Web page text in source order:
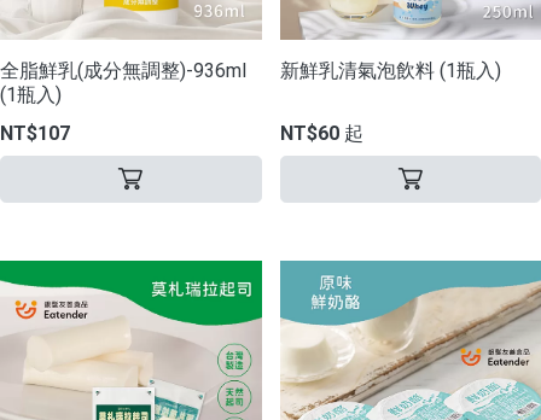
全脂鮮乳(成分無調整)-936ml
(1瓶入)
NT$107
新鮮乳清氣泡飲料 (1瓶入)
NT$60 起